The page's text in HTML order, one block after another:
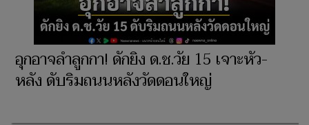
อุกอาจลำลูกกา! ดักยิง ด.ช.วัย 15 เจาะหัว-
หลัง ดับริมถนนหลังวัดดอนใหญ่